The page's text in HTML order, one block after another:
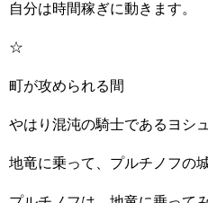
自分は時間稼ぎに動きます。
☆
町が攻められる間
やはり混沌の騎士であるヨシ
地竜に乗って、プルチノフの